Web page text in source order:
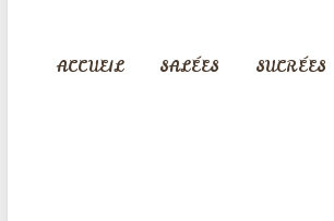
ACCUEIL SALÉES SUCRÉES